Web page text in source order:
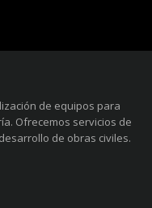
de equipos para
Ofrecemos servicios de
de obras civiles.